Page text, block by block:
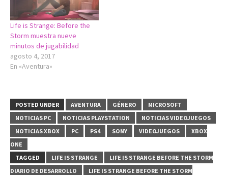
Life is Strange: Before the
Storm muestra nueve
minutos de jugabilidad
agosto 4, 2017
En «Aventura»
POSTED UNDER AVENTURA GÉNERO
MICROSOFT
NOTICIAS PC
NOTICIAS PLAYSTATION
NOTICIAS VIDEOJUEGOS
NOTICIAS XBOX
PC PS4 SONY VIDEOJUEGOS
XBOX
ONE
TAGGED
LIFE IS STRANGE
LIFE IS STRANGE BEFORE THE STORM
DIARIO DE DESARROLLO
LIFE IS STRANGE BEFORE THE STORM